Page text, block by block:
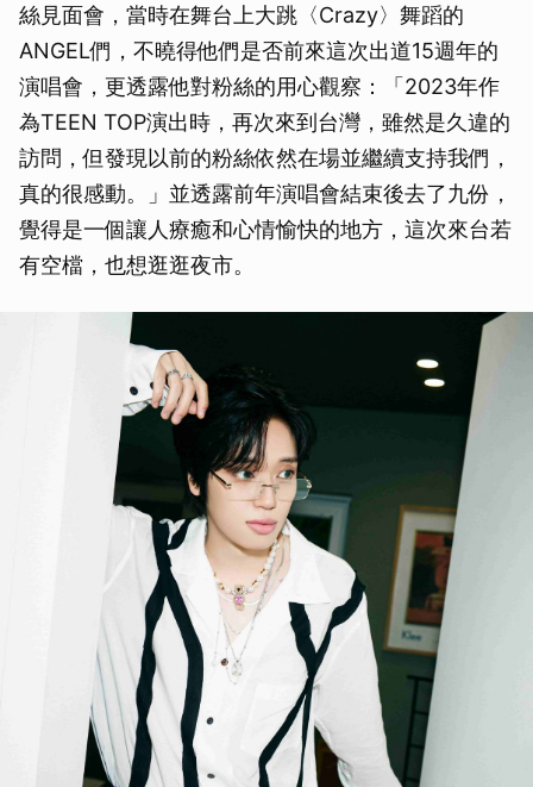
絲見面會，當時在舞台上大跳〈Crazy〉舞蹈的
ANGEL們，不曉得他們是否前來這次出道15週年的
演唱會，更透露他對粉絲的用心觀察：「2023年作
為TEEN TOP演出時，再次來到台灣，雖然是久違的
訪問，但發現以前的粉絲依然在場並繼續支持我們，
真的很感動。」並透露前年演唱會結束後去了九份，
覺得是一個讓人療癒和心情愉快的地方，這次來台若
有空檔，也想逛逛夜市。